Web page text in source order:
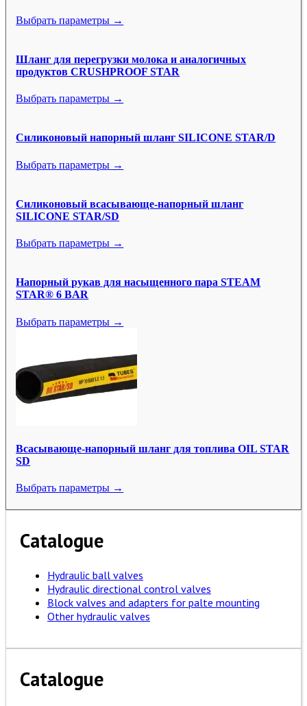
Выбрать параметры →
Шланг для перегрузки молока и аналогичных
продуктов CRUSHPROOF STAR
Выбрать параметры →
Силиконовый напорный шланг SILICONE STAR/D
Выбрать параметры →
Силиконовый всасывающе-напорный шланг
SILICONE STAR/SD
Выбрать параметры →
Напорный рукав для насыщенного пара STEAM
STAR® 6 BAR
Выбрать параметры →
Всасывающе-напорный шланг для топлива OIL STAR
SD
Выбрать параметры →
Catalogue
Hydraulic ball valves
Hydraulic directional control valves
Block valves and adapters for palte mounting
Other hydraulic valves
Catalogue